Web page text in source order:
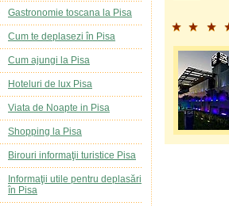
Gastronomie toscana la Pisa
Cum te deplasezi în Pisa
Cum ajungi la Pisa
Hoteluri de lux Pisa
Viata de Noapte in Pisa
Shopping la Pisa
Birouri informaţii turistice Pisa
Informaţii utile pentru deplasări
în Pisa